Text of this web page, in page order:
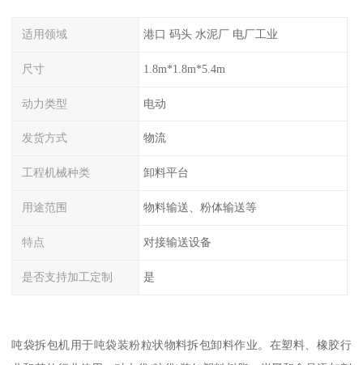
适用领域 港口 码头 水泥厂 电厂工业
尺寸 1.8m*1.8m*5.4m
动力类型 电动
发货方式 物流
工程机械种类 卸料平台
用途范围 物料输送、粉体输送等
特点 对接输送设备
是否支持加工定制 是
吨袋拆包机用于吨袋装粉粒状物料拆包卸料作业。在塑料、橡胶行